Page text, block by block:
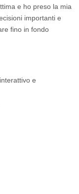
e ho preso la mia
importanti e
fino in fondo
e